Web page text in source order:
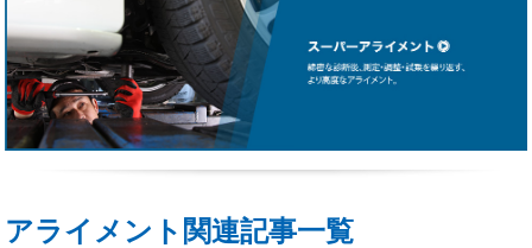
アライメント関連記事一覧